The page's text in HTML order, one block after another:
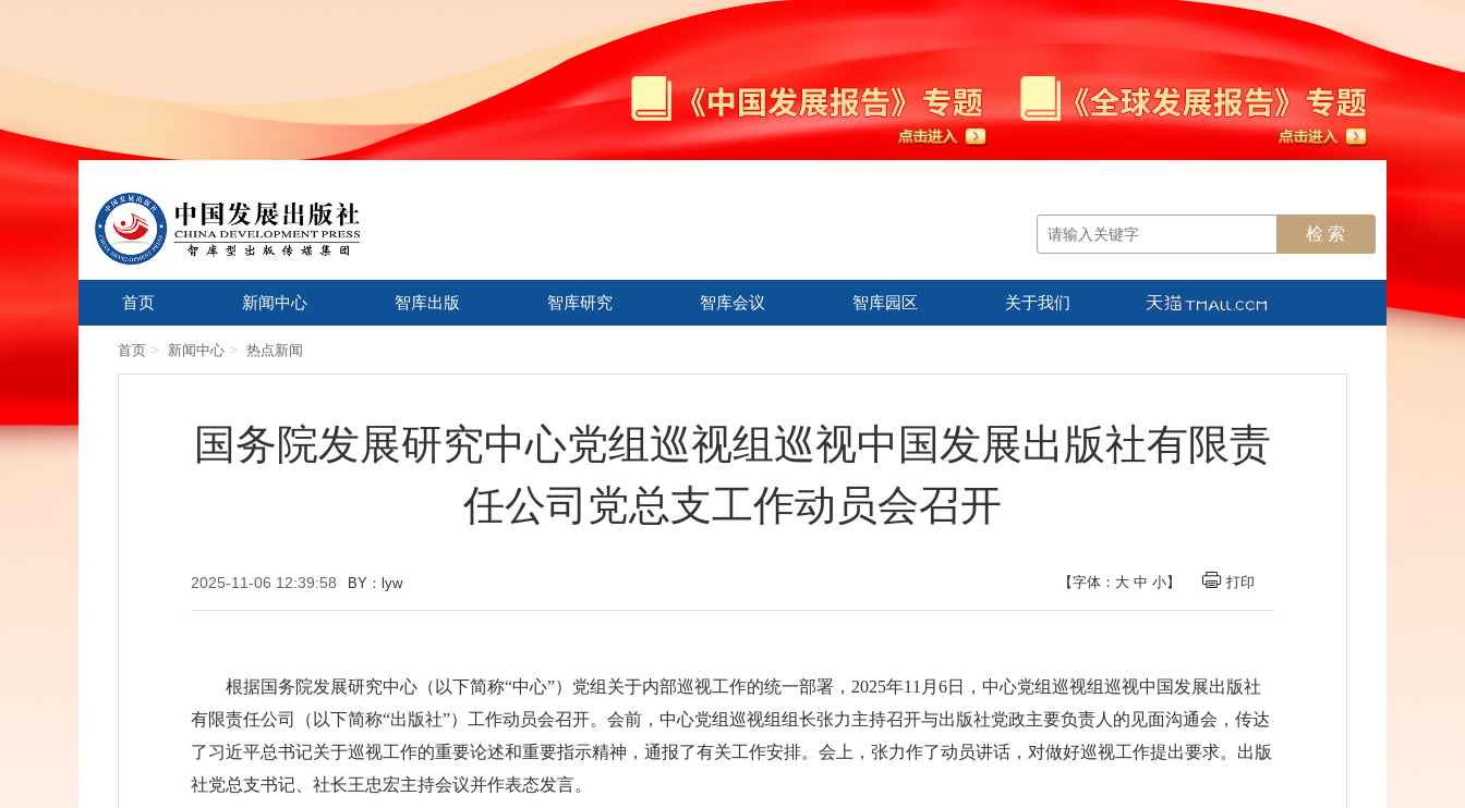
首页 新闻中心 智库出版 智库研究 智库会议 智库园区 关于我们
首页 > 新闻中心 > 热点新闻
国务院发展研究中心党组巡视组巡视中国发展出版社有限责
任公司党总支工作动员会召开
2025-11-06 12:39:58 BY：lyw 【字体： 大 中 小】 打印
根据国务院发展研究中心（以下简称“中心”）党组关于内部巡视工作的统一部署，2025年11月6日，中心党组巡视组巡视中国发展出版社
有限责任公司（以下简称“出版社”）工作动员会召开。会前，中心党组巡视组组长张力主持召开与出版社党政主要负责人的见面沟通会，传达
了习近平总书记关于巡视工作的重要论述和重要指示精神，通报了有关工作安排。会上，张力作了动员讲话，对做好巡视工作提出要求。出版
社党总支书记、社长王忠宏主持会议并作表态发言。